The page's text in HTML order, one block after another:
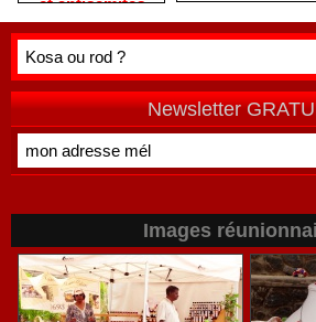
et antisémites
Newsletter
Images